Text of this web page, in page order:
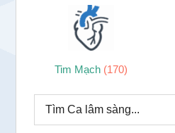
Tim Mạch (170)